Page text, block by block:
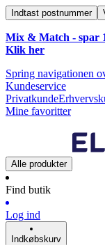
Indtast postnummer
Mix & Match - spar
Klik her
Spring navigationen
Kundeservice
Privatkunde
Mine favoritter
Alle produkter
Find butik
Log ind
Indkøbskurv